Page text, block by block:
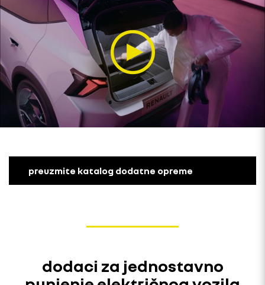
preuzmite katalog dodatne opreme
dodaci za jednostavno